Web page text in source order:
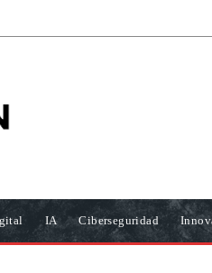
IA Ciberseguridad